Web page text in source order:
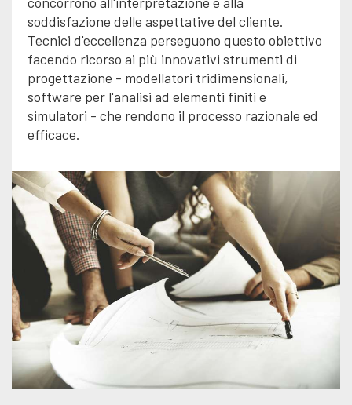
soddisfazione delle aspettative del cliente.
Tecnici d'eccellenza perseguono questo obiettivo
facendo ricorso ai più innovativi strumenti di
progettazione - modellatori tridimensionali,
software per l'analisi ad elementi finiti e
simulatori - che rendono il processo razionale ed
efficace.